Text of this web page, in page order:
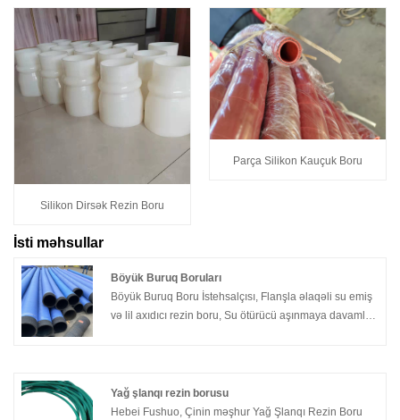
Silikon Dirsək Rezin Boru
Parça Silikon Kauçuk Boru
İsti məhsullar
Böyük Buruq Boruları
Böyük Buruq Boru İstehsalçısı, Flanşla əlaqəli su emiş
və lil axıdıcı rezin boru, Su ötürücü aşınmaya davamlı
emiş və drenaj hortumu, Aşınmaya davamlı rezin boru
Yüksək temperatur müqaviməti, Emal fərdiləşdirmə,
Yağ şlanqı rezin borusu
Hebei Fushuo, Çinin məşhur Yağ Şlanqı Rezin Boru